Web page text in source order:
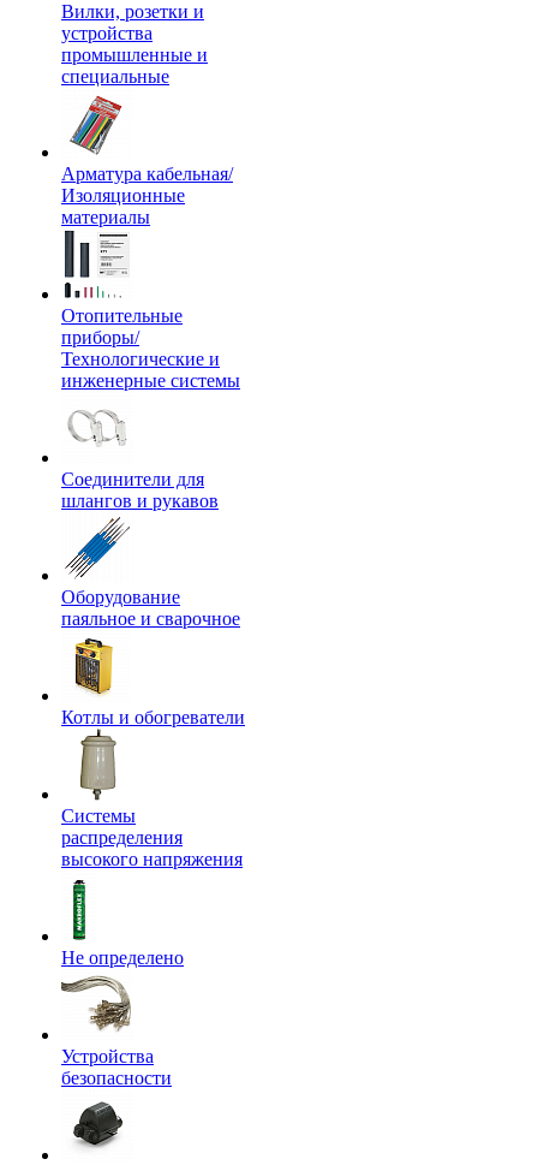
Вилки, розетки и
устройства
промышленные и
специальные
Арматура кабельная/
Изоляционные
материалы
Отопительные
приборы/
Технологические и
инженерные системы
Соединители для
шлангов и рукавов
Оборудование
паяльное и сварочное
Котлы и обогреватели
Системы
распределения
высокого напряжения
Не определено
Устройства
безопасности